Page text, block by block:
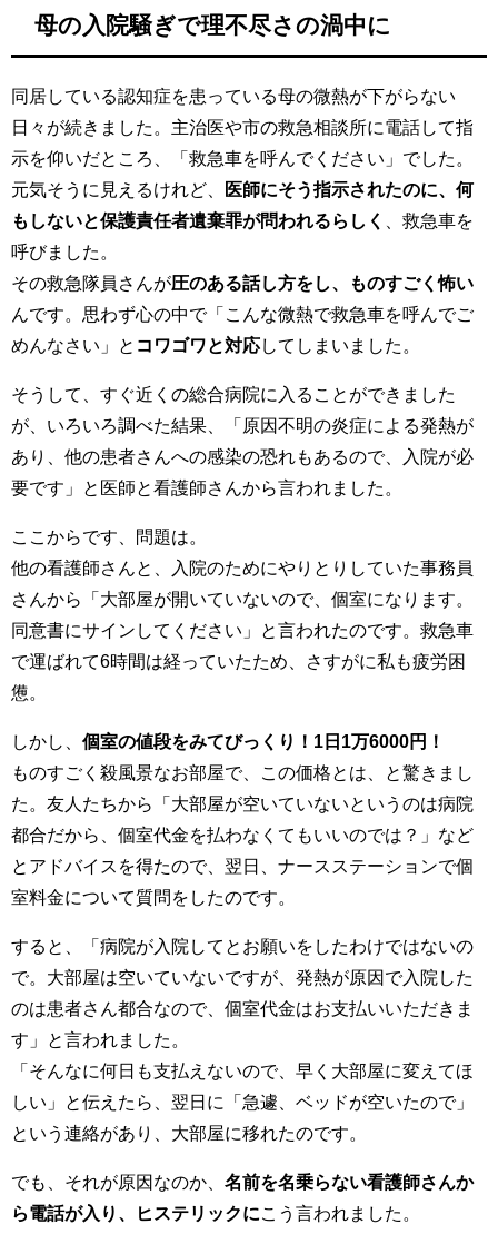
母の入院騒ぎで理不尽さの渦中に
同居している認知症を患っている母の微熱が下がらない
日々が続きました。主治医や市の救急相談所に電話して指
示を仰いだところ、「救急車を呼んでください」でした。
元気そうに見えるけれど、
医師にそう指示されたのに、何
もしないと保護責任者遺棄罪が問われるらしく
、救急車を
呼びました。
その救急隊員さんが圧のある話し方をし、ものすごく怖い
んです。思わず心の中で「こんな微熱で救急車を呼んでご
めんなさい」と コワゴワと対応してしまいました。
そうして、すぐ近くの総合病院に入ることができました
が、いろいろ調べた結果、「原因不明の炎症による発熱が
あり、他の患者さんへの感染の恐れもあるので、入院が必
要です」と医師と看護師さんから言われました。
ここからです、問題は。
他の看護師さんと、入院のためにやりとりしていた事務員
さんから「大部屋が開いていないので、個室になります。
同意書にサインしてください」と言われたのです。救急車
で運ばれて6時間は経っていたため、さすがに私も疲労困
憊。
しかし、 個室の値段をみてびっくり！1日1万6000円！
ものすごく殺風景なお部屋で、この価格とは、と驚きまし
た。友人たちから「大部屋が空いていないというのは病院
都合だから、個室代金を払わなくてもいいのでは？」など
とアドバイスを得たので、翌日、ナースステーションで個
室料金について質問をしたのです。
すると、「病院が入院してとお願いをしたわけではないの
で。大部屋は空いていないですが、発熱が原因で入院した
のは患者さん都合なので、個室代金はお支払いいただきま
す」と言われました。
「そんなに何日も支払えないので、早く大部屋に変えてほ
しい」と伝えたら、翌日に「急遽、ベッドが空いたので」
という連絡があり、大部屋に移れたのです。
でも、それが原因なのか、 名前を名乗らない看護師さんか
ら電話が入り、ヒステリックにこう言われました。